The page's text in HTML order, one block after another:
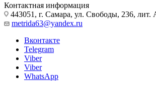
Контактная информация
443051, г. Самара, ул. Свободы, 236,
metrida63@yandex.ru
Вконтакте
Telegram
Viber
Viber
WhatsApp